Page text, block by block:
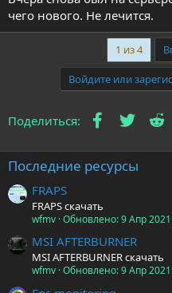
чего нового. Не лечится.
1 из 4
Войдите или
Поделиться: Facebook
Twitter
Последние ресурсы
FRAPS
FRAPS скачать
wfmv Обновлено:9 Апр 2021
MSI AFTERBURNER
MSI AFTERBURNER скачать
wfmv Обновлено:9 Апр 2021